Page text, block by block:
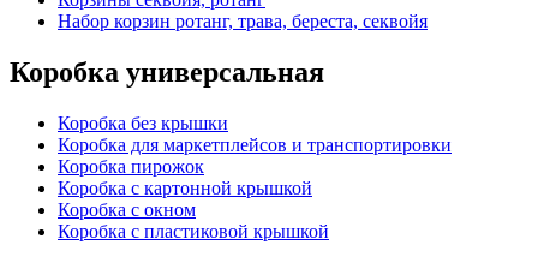
Набор корзин ротанг, трава, береста, секвойя
Коробка универсальная
Коробка без крышки
Коробка для маркетплейсов и транспортировки
Коробка пирожок
Коробка с картонной крышкой
Коробка с окном
Коробка с пластиковой крышкой